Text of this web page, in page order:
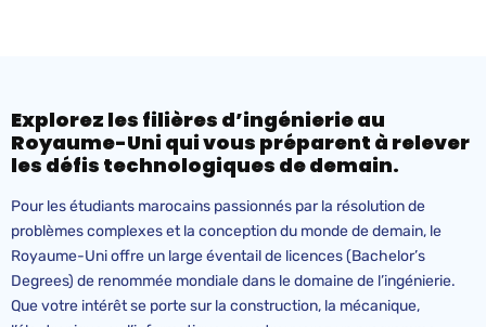
Explorez les filières d’ingénierie au
Royaume-Uni qui vous préparent à relever
les défis technologiques de demain.
Pour les étudiants marocains passionnés par la résolution de
problèmes complexes et la conception du monde de demain, le
Royaume-Uni offre un large éventail de licences (Bachelor’s
Degrees) de renommée mondiale dans le domaine de l’ingénierie.
Que votre intérêt se porte sur la construction, la mécanique,